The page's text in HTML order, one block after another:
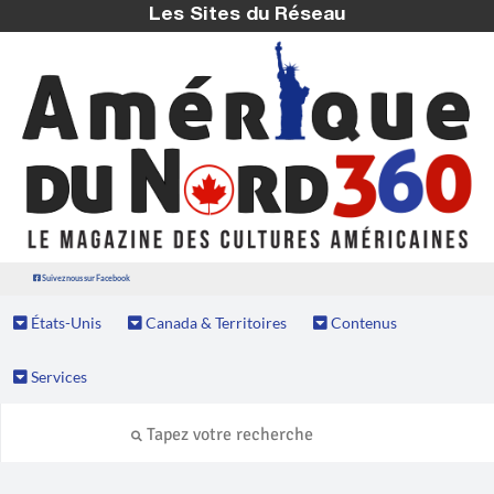
Les Sites du Réseau
Suivez nous sur Facebook
États-Unis Canada & Territoires Contenus
Services